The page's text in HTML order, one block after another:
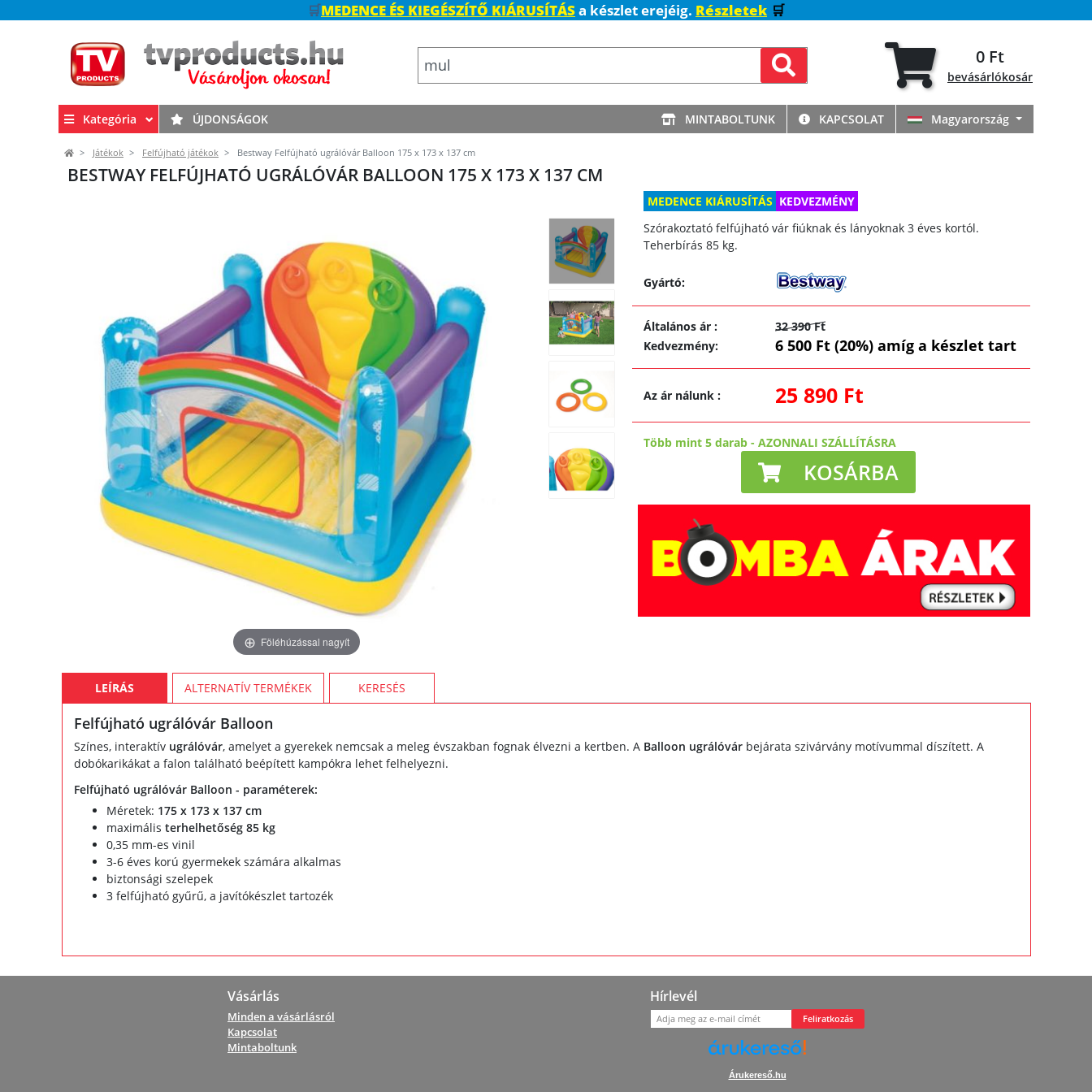
🛒MEDENCE ÉS KIEGÉSZÍTŐ KIÁRUSÍTÁSa készlet erejéig. Részletek 🛒
0 Ft
bevásárlókosár
Kategória ÚJDONSÁGOK MINTABOLTUNK KAPCSOLAT Magyarország
Játékok Felfújható játékok Bestway Felfújható ugrálóvár Balloon 175 x 173 x 137 cm
BESTWAY FELFÚJHATÓ UGRÁLÓVÁR BALLOON 175 X 173 X 137 CM
Föléhúzással nagyít
MEDENCE KIÁRUSÍTÁS KEDVEZMÉNY
Szórakoztató felfújható vár fiúknak és lányoknak 3 éves kortól.
Teherbírás 85 kg.
Gyártó:
Általános ár:
32 390 Ft
Kedvezmény: 6 500 Ft (20%) amíg a készlet tart
Az ár nálunk: 25 890 Ft
Több mint 5 darab -AZONNALI SZÁLLÍTÁSRA
KOSÁRBA
LEÍRÁS ALTERNATÍV TERMÉKEK KERESÉS
Felfújható ugrálóvár Balloon
Színes, interaktív ugrálóvár, amelyet a gyerekek nemcsak a meleg évszakban fognak élvezni a kertben. A Balloon ugrálóvárbejárata szivárvány motívummal díszített. A
dobókarikákat a falon található beépített kampókra lehet felhelyezni.
Felfújható ugrálóvár Balloon - paraméterek:
Méretek: 175 x 173 x 137 cm
maximális terhelhetőség 85 kg
0,35 mm-es vinil
3-6 éves korú gyermekek számára alkalmas
biztonsági szelepek
3 felfújható gyűrű, a javítókészlet tartozék
Vásárlás
Minden a vásárlásról
Kapcsolat
Mintaboltunk
Hírlevél
Feliratkozás
Árukereső.hu